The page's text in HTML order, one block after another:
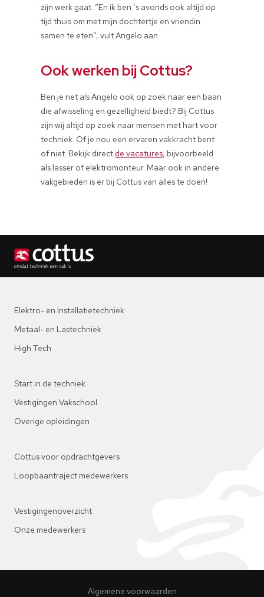
zijn werk gaat. “En ik ben ’s avonds ook altijd op
tijd thuis om met mijn dochtertje en vriendin
samen te eten”, vult Angelo aan.
Ook werken bij Cottus?
Ben je net als Angelo ook op zoek naar een baan
die afwisseling en gezelligheid biedt? Bij Cottus
zijn wij altijd op zoek naar mensen met hart voor
techniek. Of je nou een ervaren vakkracht bent
of niet. Bekijk direct de vacatures, bijvoorbeeld
als lasser of elektromonteur. Maar ook in andere
vakgebieden is er bij Cottus van alles te doen!
Elektro- en Installatietechniek
Metaal- en Lastechniek
High Tech
Start in de techniek
Vestigingen Vakschool
Overige opleidingen
Cottus voor opdrachtgevers
Loopbaantraject medewerkers
Vestigingenoverzicht
Onze medewerkers
Algemene voorwaarden